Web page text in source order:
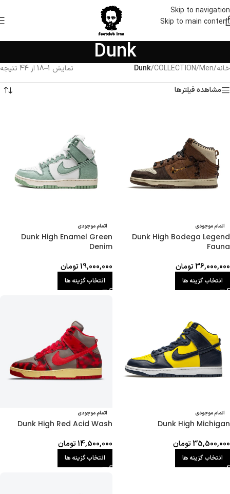
Skip to navigation
Skip to main content
Dunk
خانه/
Men
/
COLLECTION
/
Dunk
نمایش 1–18 از 44 نتیجه
مشاهده فیلترها
اتمام موجودی
Dunk High Bodega Legend
Fauna
36,000,000تومان
انتخاب گزینه ها
اتمام موجودی
Dunk High Enamel Green
Denim
19,000,000تومان
انتخاب گزینه ها
اتمام موجودی
Dunk High Michigan
35,500,000تومان
انتخاب گزینه ها
اتمام موجودی
Dunk High Red Acid Wash
14,500,000تومان
انتخاب گزینه ها